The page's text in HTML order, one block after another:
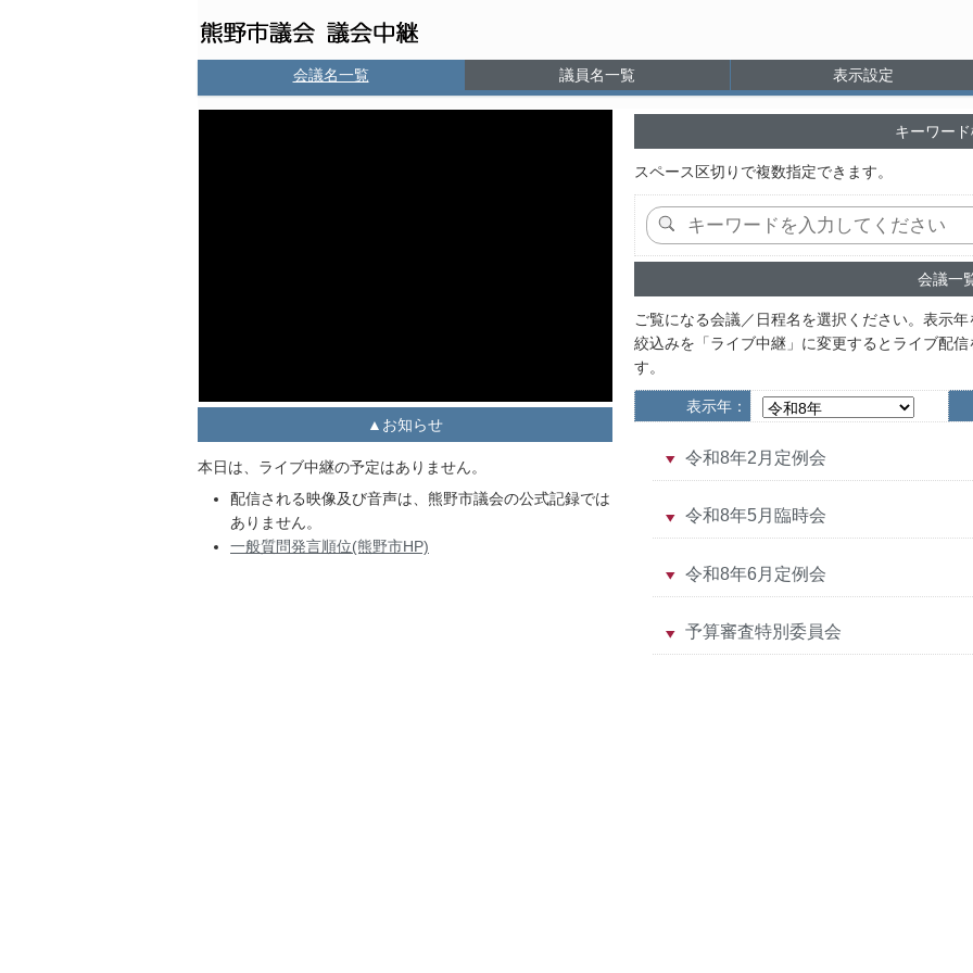
会議名一覧 議員名一覧 表示設定
お知らせ
本日は、ライブ中継の予定はありません。
配信される映像及び音声は、熊野市議会の公式記録では
ありません。
一般質問発言順位(熊野市HP)
キーワー
スペース区切りで複数指定できます。
会議一
ご覧になる会議／日程名を選択ください。表示年
絞込みを「ライブ中継」に変更するとライブ配
す。
表示年：
令和8年2月定例会
令和8年5月臨時会
令和8年6月定例会
予算審査特別委員会